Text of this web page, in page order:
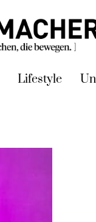
Lifestyle